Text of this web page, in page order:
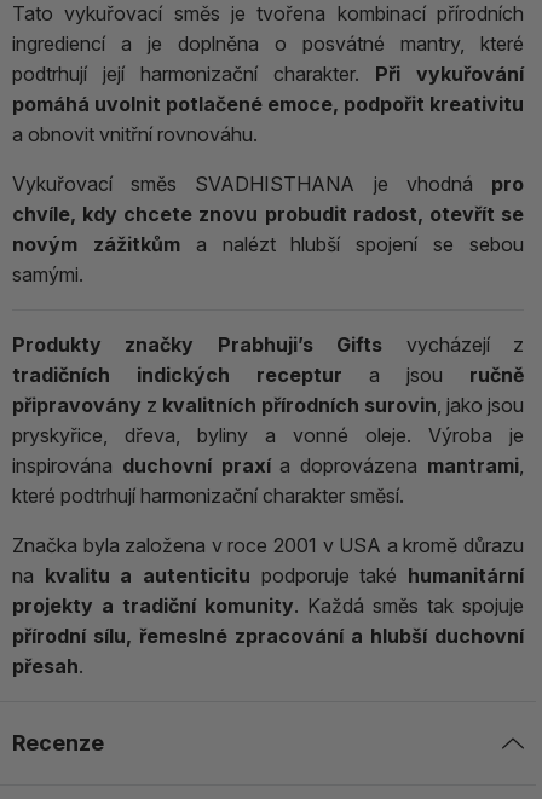
Tato vykuřovací směs je tvořena kombinací přírodních
ingrediencí a je doplněna o posvátné mantry, které
podtrhují její harmonizační charakter. Při vykuřování
pomáhá uvolnit potlačené emoce, podpořit kreativitu
a obnovit vnitřní rovnováhu.
Vykuřovací směs SVADHISTHANA je vhodná pro
chvíle, kdy chcete znovu probudit radost, otevřít se
novým zážitkůma nalézt hlubší spojení se sebou
samými.
Produkty značky Prabhuji’s Gifts vycházejí z
tradičních indických receptur a jsou ručně
připravovány z kvalitních přírodních surovin, jako jsou
pryskyřice, dřeva, byliny a vonné oleje. Výroba je
inspirována duchovní praxía doprovázena mantrami,
které podtrhují harmonizační charakter směsí.
Značka byla založena v roce 2001 v USA a kromě důrazu
na kvalitu a autenticitu podporuje také humanitární
projekty a tradiční komunity. Každá směs tak spojuje
přírodní sílu, řemeslné zpracování a hlubší duchovní
přesah.
Recenze